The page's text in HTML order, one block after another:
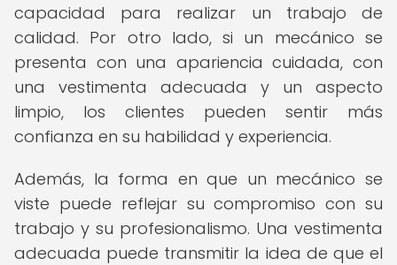
capacidad para realizar un trabajo de
calidad. Por otro lado, si un mecánico se
presenta con una apariencia cuidada, con
una vestimenta adecuada y un aspecto
limpio, los clientes pueden sentir más
confianza en su habilidad y experiencia.
Además, la forma en que un mecánico se
viste puede reflejar su compromiso con su
trabajo y su profesionalismo. Una vestimenta
adecuada puede transmitir la idea de que el